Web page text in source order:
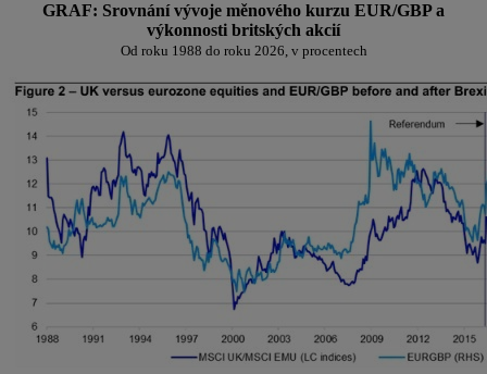
GRAF: Srovnání vývoje měnového kurzu EUR/GBP a
výkonnosti britských akcií
Od roku 1988 do roku 2026, v procentech